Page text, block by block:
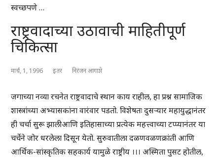
स्वच्छपणे …
राष्ट्रवादाच्या उठावाची माहितीपूर्ण
चिकित्सा
मार्च, 1, 1996 इतर निरंजन आगाशे
जगाच्या नव्या रचनेत राष्ट्रवादाचे स्थान काय राहील, हा प्रश्न सामाजिक
शास्त्रांच्या अभ्यासकांना वारंवार पडतो. विशेषतः दुसऱ्यार महायुद्धानंतर
ही चर्चा सुरू झालीआणि इतिहासाच्या प्रत्येक महत्त्वाच्या टप्प्यानंतर या
चर्चेने जोर धरलेला दिसून येतो. सुरुवातीला दळणवळणक्रांती आणि
आर्थिक-सांस्कृतिक सहकार्य यामुळे राष्ट्रीय ।।। अस्मिता पुसट होतील,